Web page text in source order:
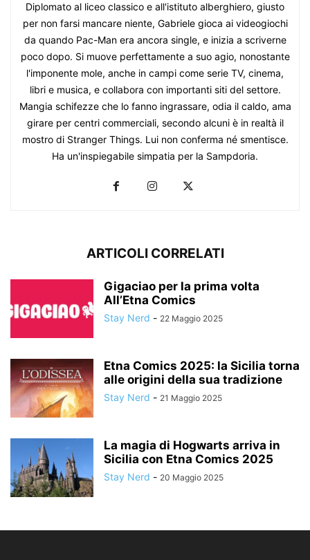
Diplomato al liceo classico e all'istituto alberghiero, giusto
per non farsi mancare niente, Gabriele gioca ai videogiochi
da quando Pac-Man era ancora single, e inizia a scriverne
poco dopo. Si muove perfettamente a suo agio, nonostante
l'imponente mole, anche in campi come serie TV, cinema,
libri e musica, e collabora con importanti siti del settore.
Mangia schifezze che lo fanno ingrassare, odia il caldo, ama
girare per centri commerciali, secondo alcuni è in realtà il
mostro di Stranger Things. Lui non conferma né smentisce.
Ha un'inspiegabile simpatia per la Sampdoria.
ARTICOLI CORRELATI
Gigaciao per la prima volta
All’Etna Comics
Stay Nerd - 22 Maggio 2025
Etna Comics 2025: la Sicilia torna
alle origini della sua tradizione
Stay Nerd - 21 Maggio 2025
La magia di Hogwarts arriva in
Sicilia con Etna Comics 2025
Stay Nerd - 20 Maggio 2025